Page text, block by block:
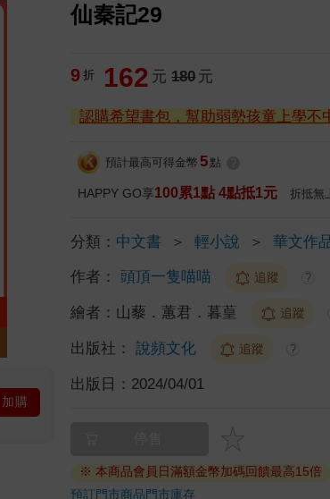
仙秦記29
加購
9 折 162 元 180 元
認購希望書包，幫助弱勢孩童上學不
預計最高可得金幣 5 點
HAPPY GO享100累1點 4點抵1元 折抵無
分類： 中文書 ＞ 輕小說 ＞ 華文作
作者： 頭頂一隻喵喵 追蹤 ?
繪者： 山藜．蕙君．暮葟 追蹤
出版社： 說頻文化 追蹤 ?
出版日： 2024/04/01
※ 本商品會員日滿額金幣加碼回饋最高15倍
預訂門市商品門市庫存